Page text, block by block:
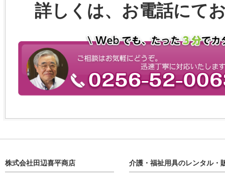
詳しくは、お電話にて
株式会社田辺喜平商店 介護・福祉用具のレンタル・